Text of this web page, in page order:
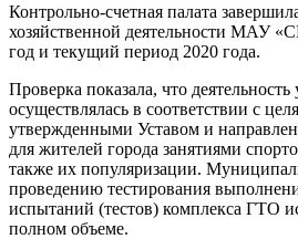
Контрольно-счетная палата
хозяйственной деятельности МАУ
год и текущий период 2020 года.
Проверка показала, что
осуществлялась в соответствии с
утвержденными Уставом и
для жителей города занятиями
также их популяризации.
проведению тестирования
испытаний (тестов) комплекса ГТО
полном объеме.